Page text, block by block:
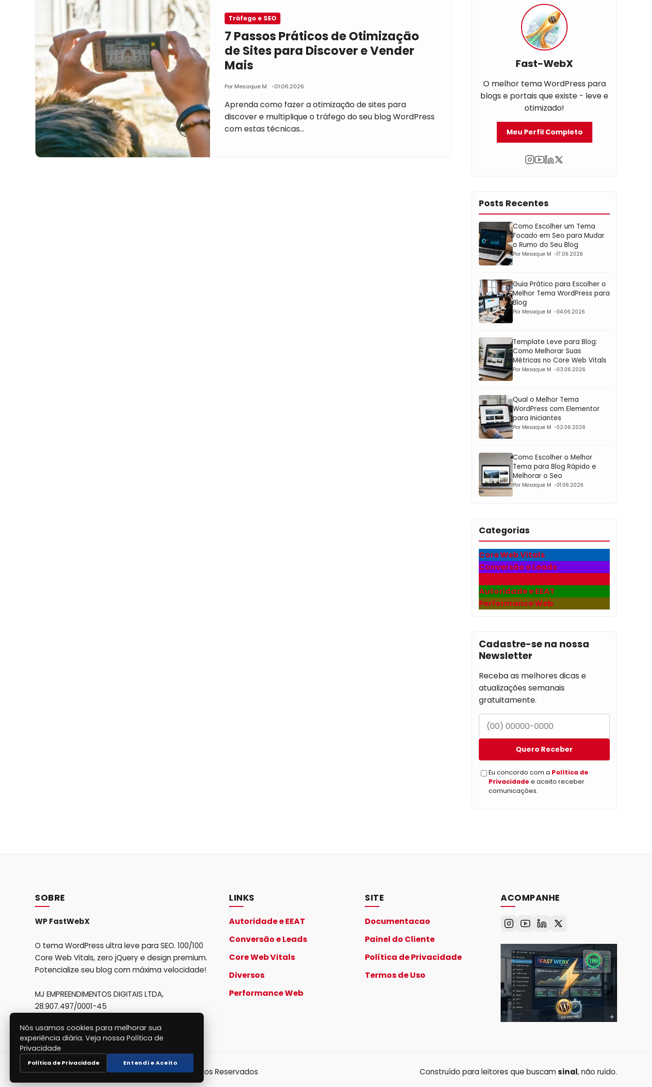
Tráfego e SEO
7 Passos Práticos de Otimização
de Sites para Discover e Vender
Mais
Por Mesaque M 01.06.2026
Aprenda como fazer a otimização de sites para
discover e multiplique o tráfego do seu blog WordPress
com estas técnicas…
Fast-WebX
O melhor tema WordPress para
blogs e portais que existe - leve e
otimizado!
Meu Perfil Completo
Posts Recentes
Como Escolher um Tema
Focado em Seo para Mudar
o Rumo do Seu Blog
Por Mesaque M 17.06.2026
Guia Prático para Escolher o
Melhor Tema WordPress para
Blog
Por Mesaque M 04.06.2026
Template Leve para Blog:
Como Melhorar Suas
Métricas no Core Web Vitals
Por Mesaque M 03.06.2026
Qual o Melhor Tema
WordPress com Elementor
para Iniciantes
Por Mesaque M 02.06.2026
Como Escolher o Melhor
Tema para Blog Rápido e
Melhorar o Seo
Por Mesaque M 01.06.2026
Categorias
Core Web Vitals
Conversão e Leads
Autoridade e EEAT
Performance Web
Cadastre-se na nossa
Newsletter
Receba as melhores dicas e
atualizações semanais
gratuitamente.
Quero Receber
Eu concordo com a Política de
Privacidade e aceito receber
comunicações.
SOBRE
WP FastWebX
O tema WordPress ultra leve para SEO. 100/100
Core Web Vitals, zero jQuery e design premium.
Potencialize seu blog com máxima velocidade!
MJ EMPREENDIMENTOS DIGITAIS LTDA,
28.907.497/0001-45
LINKS
Autoridade e EEAT
Conversão e Leads
Core Web Vitals
Diversos
Performance Web
SITE
Documentacao
Painel do Cliente
Política de Privacidade
Termos de Uso
ACOMPANHE
Copyright 2026,WP FastWebXtodos os Direitos Reservados Construído para leitores que buscamsinal, não ruído.
Nós usamos cookies para melhorar sua
experiência diária. Veja nossa Política de
Privacidade
Política de Privacidade Entendi e Aceito